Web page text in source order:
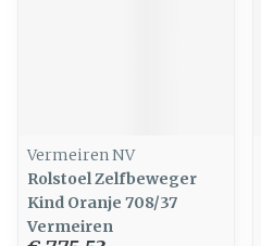
Vermeiren NV
Rolstoel Zelfbeweger
Kind Oranje 708/37
Vermeiren